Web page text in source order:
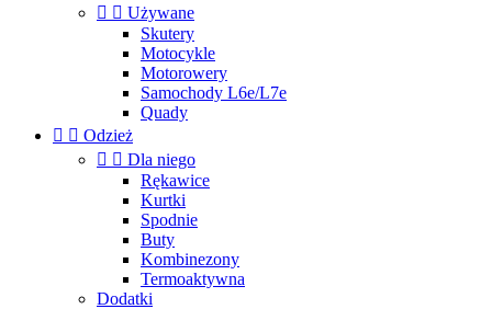
  Używane
Skutery
Motocykle
Motorowery
Samochody L6e/L7e
Quady
  Odzież
  Dla niego
Rękawice
Kurtki
Spodnie
Buty
Kombinezony
Termoaktywna
Dodatki